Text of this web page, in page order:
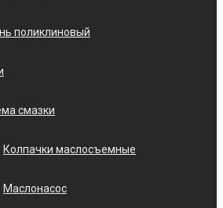
поликлиновый
смазки
Колпачки маслосъемные
Маслонасос